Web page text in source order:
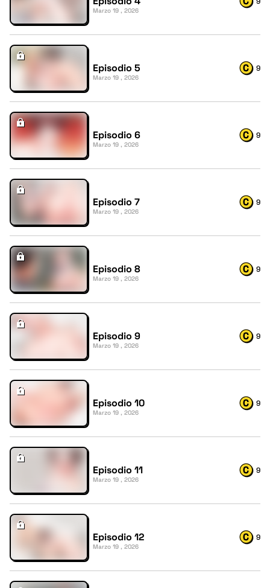
Marzo 19 , 2026
Episodio 5
Marzo 19 , 2026
9
Episodio 6
Marzo 19 , 2026
9
Episodio 7
Marzo 19 , 2026
9
Episodio 8
Marzo 19 , 2026
9
Episodio 9
Marzo 19 , 2026
9
Episodio 10
Marzo 19 , 2026
9
Episodio 11
Marzo 19 , 2026
9
Episodio 12
Marzo 19 , 2026
9